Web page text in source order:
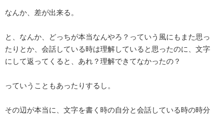
なんか、差が出来る。
と、なんか、どっちが本当なんやろ？っていう風にもまた思っ
たりとか、会話している時は理解していると思ったのに、文字
にして返ってくると、あれ？理解できてなかったの？
っていうこともあったりするし。
その辺が本当に、文字を書く時の自分と会話している時の時分